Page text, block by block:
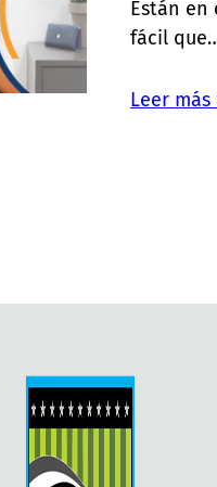
Están en
fácil
Leer más